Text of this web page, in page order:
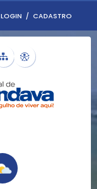
LOGIN / CADASTRO